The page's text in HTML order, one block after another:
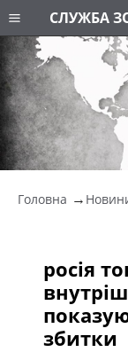
СЛУЖБА
Головна
росія
збитки